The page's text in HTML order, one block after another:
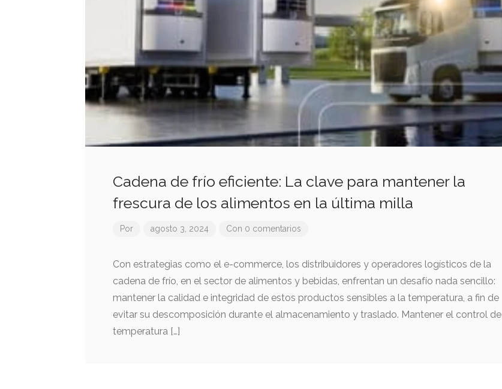
Cadena de frío eficiente: La clave para mantener la
frescura de los alimentos en la última milla
Por agosto 3, 2024 Con 0 comentarios
Con estrategias como el e-commerce, los distribuidores y operadores logísticos de la
cadena de frío, en el sector de alimentos y bebidas, enfrentan un desafío nada sencillo:
mantener la calidad e integridad de estos productos sensibles a la temperatura, a fin de
evitar su descomposición durante el almacenamiento y traslado. Mantener el control de
temperatura […]